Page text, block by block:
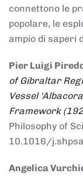
connettono le
popolare, le
ampio di saperi
Pier Luigi
of Gibraltar
Vessel
Framework
Philosophy of
10.1016/
Angelica